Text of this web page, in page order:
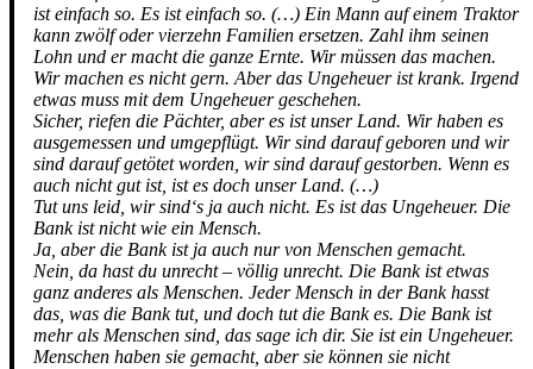
ist einfach so. Es ist einfach so. (…) Ein Mann auf einem Traktor
kann zwölf oder vierzehn Familien ersetzen. Zahl ihm seinen
Lohn und er macht die ganze Ernte. Wir müssen das machen.
Wir machen es nicht gern. Aber das Ungeheuer ist krank. Irgend
etwas muss mit dem Ungeheuer geschehen.
Sicher, riefen die Pächter, aber es ist unser Land. Wir haben es
ausgemessen und umgepflügt. Wir sind darauf geboren und wir
sind darauf getötet worden, wir sind darauf gestorben. Wenn es
auch nicht gut ist, ist es doch unser Land. (…)
Tut uns leid, wir sind‘s ja auch nicht. Es ist das Ungeheuer. Die
Bank ist nicht wie ein Mensch.
Ja, aber die Bank ist ja auch nur von Menschen gemacht.
Nein, da hast du unrecht – völlig unrecht. Die Bank ist etwas
ganz anderes als Menschen. Jeder Mensch in der Bank hasst
das, was die Bank tut, und doch tut die Bank es. Die Bank ist
mehr als Menschen sind, das sage ich dir. Sie ist ein Ungeheuer.
Menschen haben sie gemacht, aber sie können sie nicht